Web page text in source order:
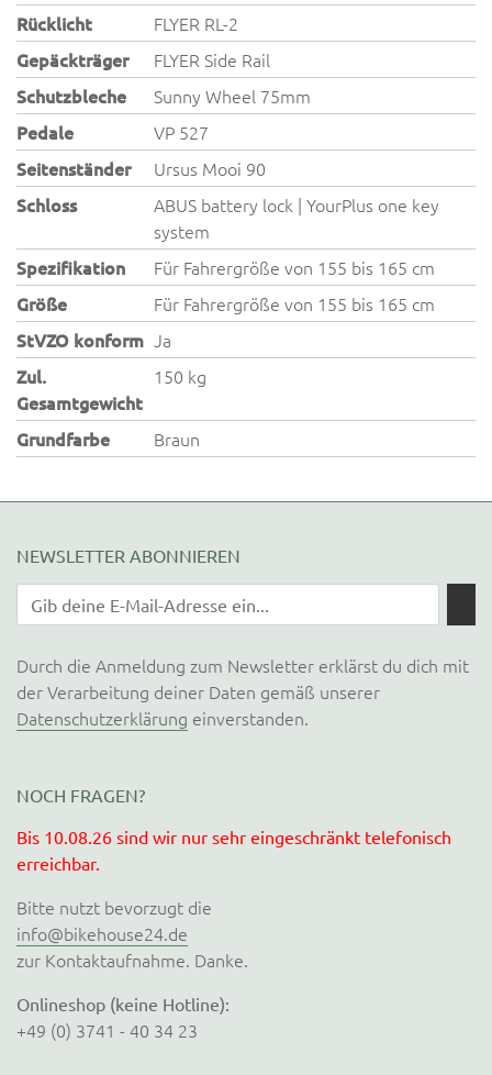
Rücklicht
FLYER RL-2
Gepäckträger
FLYER Side Rail
Schutzbleche
Sunny Wheel 75mm
Pedale
VP 527
Seitenständer
Ursus Mooi 90
Schloss
ABUS battery lock | YourPlus one key
system
Spezifikation
Für Fahrergröße von 155 bis 165 cm
Größe
Für Fahrergröße von 155 bis 165 cm
StVZO konform Ja
Zul.
Gesamtgewicht
150 kg
Grundfarbe Braun
NEWSLETTER ABONNIEREN
Durch die Anmeldung zum Newsletter erklärst du dich mit
der Verarbeitung deiner Daten gemäß unserer
Datenschutzerklärung einverstanden.
NOCH FRAGEN?
Bis 10.08.26 sind wir nur sehr eingeschränkt telefonisch
erreichbar.
Bitte nutzt bevorzugt die
info@bikehouse24.de
zur Kontaktaufnahme. Danke.
Onlineshop (keine Hotline):
+49 (0) 3741 - 40 34 23